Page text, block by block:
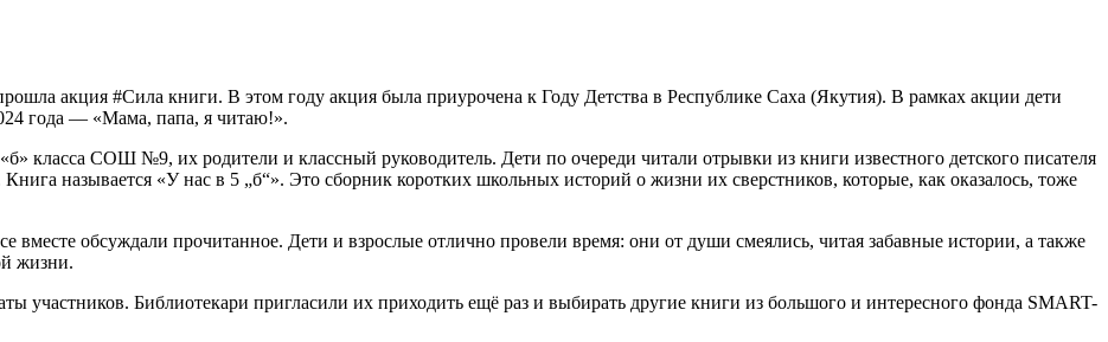
акция #Сила книги. В этом году акция была приурочена к Году Детства в Республике Саха (Якутия). В рамках акции дети
года — «Мама, папа, я читаю!».
класса СОШ №9, их родители и классный руководитель. Дети по очереди читали отрывки из книги известного детского писателя
называется «У нас в 5 „б“». Это сборник коротких школьных историй о жизни их сверстников, которые, как оказалось, тоже
вместе обсуждали прочитанное. Дети и взрослые отлично провели время: они от души смеялись, читая забавные истории, а также
жизни.
участников. Библиотекари пригласили их приходить ещё раз и выбирать другие книги из большого и интересного фонда SMART-